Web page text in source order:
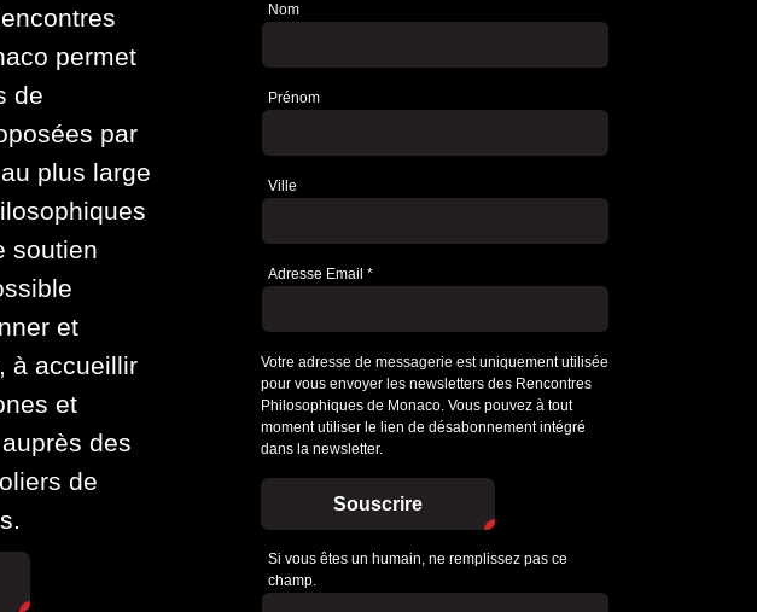
permet
de
par
plus large
soutien
et
à accueillir
et
des
de
Newsletter
Nom
Prénom
Ville
Adresse Email *
Votre adresse de messagerie est uniquement utilisée
pour vous envoyer les newsletters des Rencontres
Philosophiques de Monaco. Vous pouvez à tout
moment utiliser le lien de désabonnement intégré
dans la newsletter.
Souscrire
Si vous êtes un humain, ne remplissez pas ce
champ.